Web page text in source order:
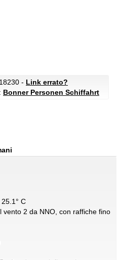
18230 - Link errato?
Bonner Personen Schiffahrt
C
vento 2 da NNO, con raffiche fino